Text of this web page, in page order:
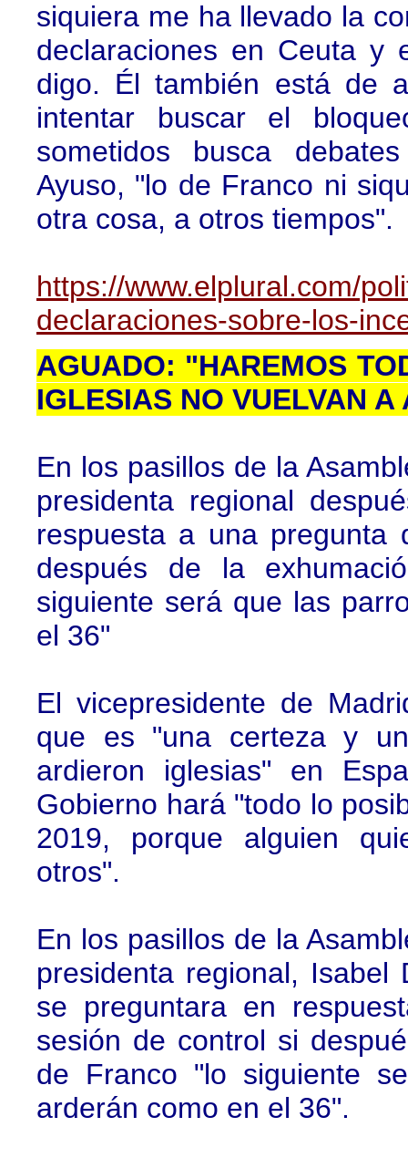
siquiera me ha llevado la
declaraciones en Ceuta y
digo. Él también está de
intentar buscar el
sometidos busca
Ayuso, "lo de Franco ni
otra cosa, a otros tiempos".
https://www.elplural.com/
declaraciones-sobre-los-
AGUADO: "HAREMOS
IGLESIAS NO VUELVAN A
En los pasillos de la
presidenta regional
respuesta a una
después de la
siguiente será que las
el 36"
El vicepresidente de
que es "una certeza y
ardieron iglesias" en
Gobierno hará "todo lo
2019, porque alguien
otros".
En los pasillos de la
presidenta regional,
se preguntara en
sesión de control si
de Franco "lo siguiente
arderán como en el 36".